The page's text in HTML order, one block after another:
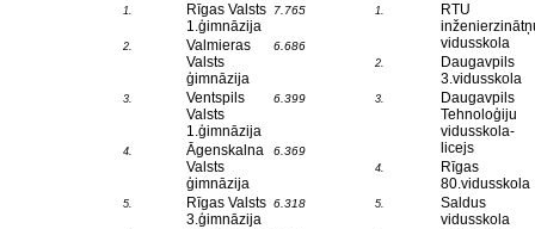
1.
Rīgas Valsts
1.ģimnāzija
7.765
2.
Valmieras
Valsts
ģimnāzija
6.686
3.
Ventspils
Valsts
1.ģimnāzija
6.399
4.
Āgenskalna
Valsts
ģimnāzija
6.369
5.
Rīgas Valsts
3.ģimnāzija
6.318
1.
RTU
vidusskola
2.
Daugavpils
3.vidusskola
3.
Daugavpils
Tehnoloģiju
vidusskola-
licejs
4.
Rīgas
80.vidusskola
5.
Saldus
vidusskola